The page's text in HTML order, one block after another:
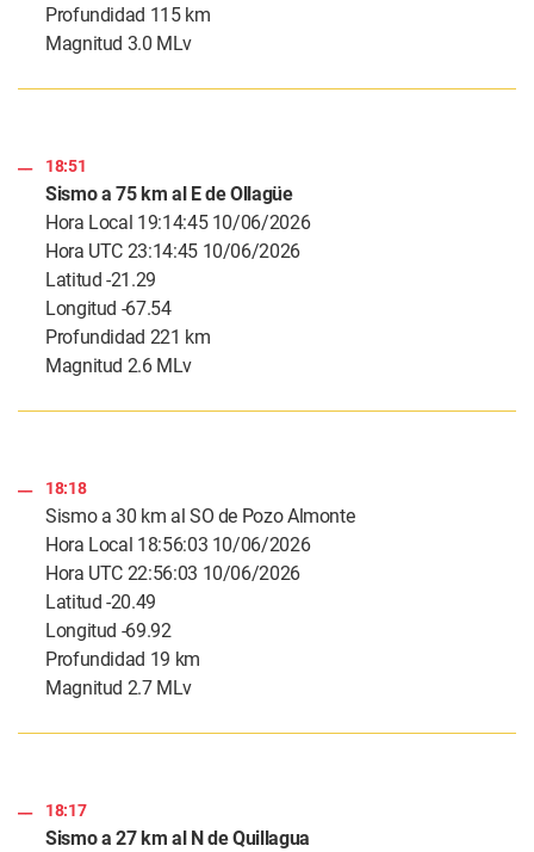
Profundidad 115 km
Magnitud 3.0 MLv
18:51
Sismo a 75 km al E de Ollagüe
Hora Local 19:14:45 10/06/2026
Hora UTC 23:14:45 10/06/2026
Latitud -21.29
Longitud -67.54
Profundidad 221 km
Magnitud 2.6 MLv
18:18
Sismo a 30 km al SO de Pozo Almonte
Hora Local 18:56:03 10/06/2026
Hora UTC 22:56:03 10/06/2026
Latitud -20.49
Longitud -69.92
Profundidad 19 km
Magnitud 2.7 MLv
18:17
Sismo a 27 km al N de Quillagua